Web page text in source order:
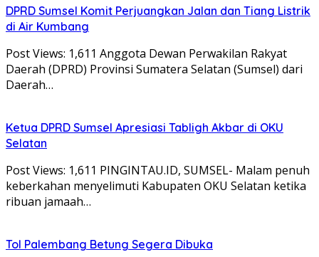
DPRD Sumsel Komit Perjuangkan Jalan dan Tiang Listrik
di Air Kumbang
Post Views: 1,611 Anggota Dewan Perwakilan Rakyat
Daerah (DPRD) Provinsi Sumatera Selatan (Sumsel) dari
Daerah…
Ketua DPRD Sumsel Apresiasi Tabligh Akbar di OKU
Selatan
Post Views: 1,611 PINGINTAU.ID, SUMSEL- Malam penuh
keberkahan menyelimuti Kabupaten OKU Selatan ketika
ribuan jamaah…
Tol Palembang Betung Segera Dibuka